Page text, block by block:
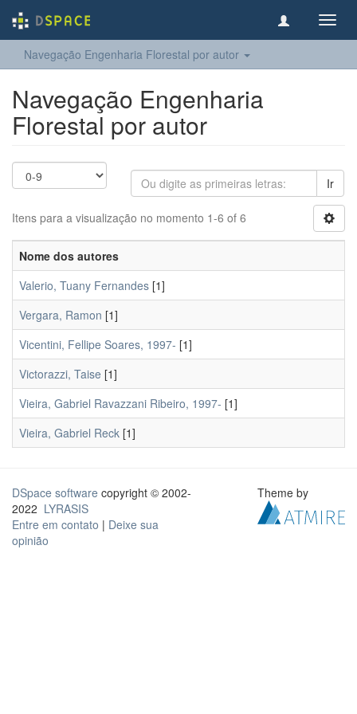
Navegação Engenharia Florestal por autor
Navegação Engenharia
Florestal por autor
Ir
Itens para a visualização no momento 1-6 of 6
Nome dos autores
Valerio, Tuany Fernandes [1]
Vergara, Ramon [1]
Vicentini, Fellipe Soares, 1997- [1]
Victorazzi, Taise [1]
Vieira, Gabriel Ravazzani Ribeiro, 1997- [1]
Vieira, Gabriel Reck [1]
DSpace software copyright © 2002-
2022 LYRASIS
Entre em contato | Deixe sua
opinião
Theme by